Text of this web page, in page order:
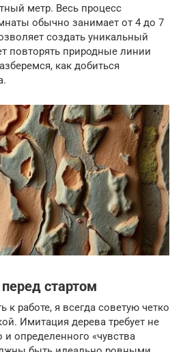
метр. Весь процесс
обычно занимает от 4 до 7
создать уникальный
повторять природные линии
как добиться
стартом
к работе, я всегда советую четко
Имитация дерева требует не
определенного «чувства